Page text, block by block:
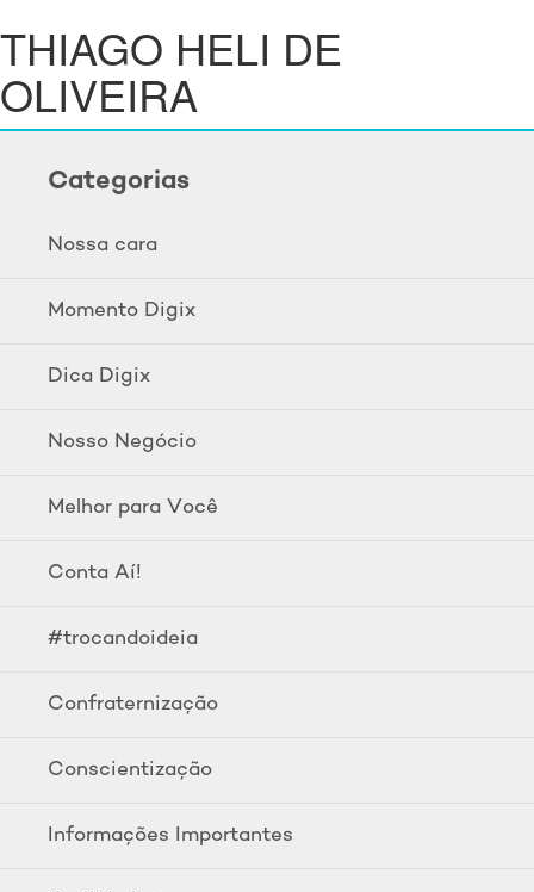
THIAGO HELI DE
OLIVEIRA
Categorias
Nossa cara
Momento Digix
Dica Digix
Nosso Negócio
Melhor para Você
Conta Aí!
#trocandoideia
Confraternização
Conscientização
Informações Importantes